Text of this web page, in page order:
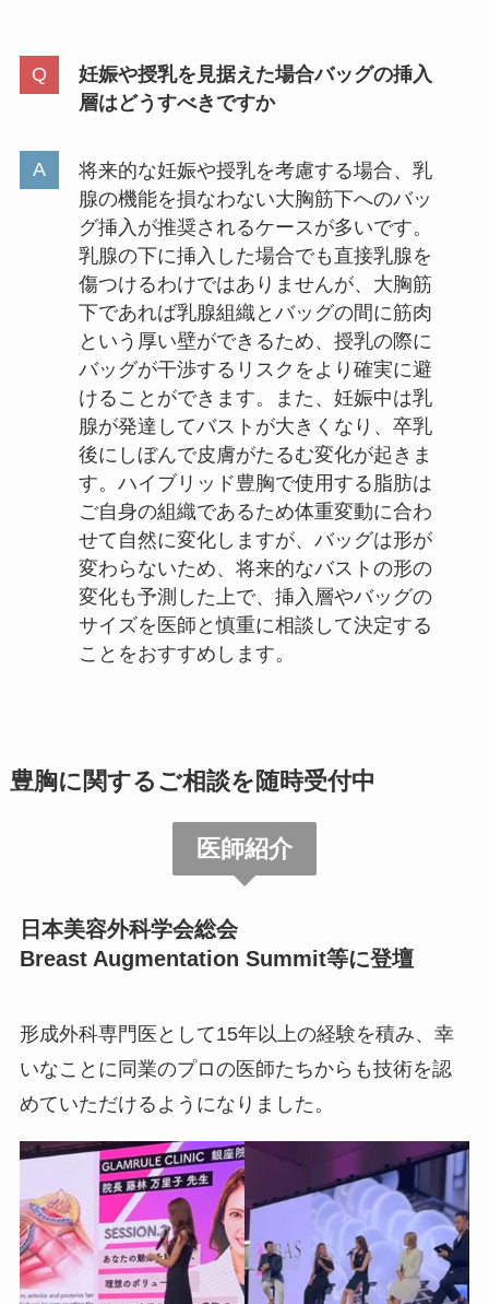
妊娠や授乳を見据えた場合バッグの挿入
層はどうすべきですか
将来的な妊娠や授乳を考慮する場合、乳
腺の機能を損なわない大胸筋下へのバッ
グ挿入が推奨されるケースが多いです。
乳腺の下に挿入した場合でも直接乳腺を
傷つけるわけではありませんが、大胸筋
下であれば乳腺組織とバッグの間に筋肉
という厚い壁ができるため、授乳の際に
バッグが干渉するリスクをより確実に避
けることができます。また、妊娠中は乳
腺が発達してバストが大きくなり、卒乳
後にしぼんで皮膚がたるむ変化が起きま
す。ハイブリッド豊胸で使用する脂肪は
ご自身の組織であるため体重変動に合わ
せて自然に変化しますが、バッグは形が
変わらないため、将来的なバストの形の
変化も予測した上で、挿入層やバッグの
サイズを医師と慎重に相談して決定する
ことをおすすめします。
豊胸に関するご相談を随時受付中
医師紹介
日本美容外科学会総会
Breast Augmentation Summit等に登壇
形成外科専門医として15年以上の経験を積み、幸
いなことに同業のプロの医師たちからも技術を認
めていただけるようになりました。